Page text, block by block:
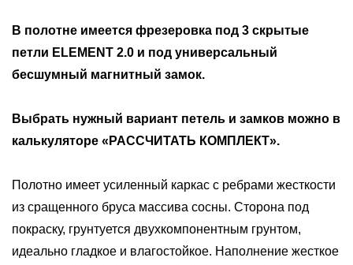
В полотне имеется фрезеровка под 3 скрытые
петли ELEMENT 2.0 и под универсальный
бесшумный магнитный замок.
Выбрать нужный вариант петель и замков можно в
калькуляторе «РАССЧИТАТЬ КОМПЛЕКТ».
Полотно имеет усиленный каркас с ребрами жесткости
из сращенного бруса массива сосны. Сторона под
покраску, грунтуется двухкомпонентным грунтом,
идеально гладкое и влагостойкое. Наполнение жесткое